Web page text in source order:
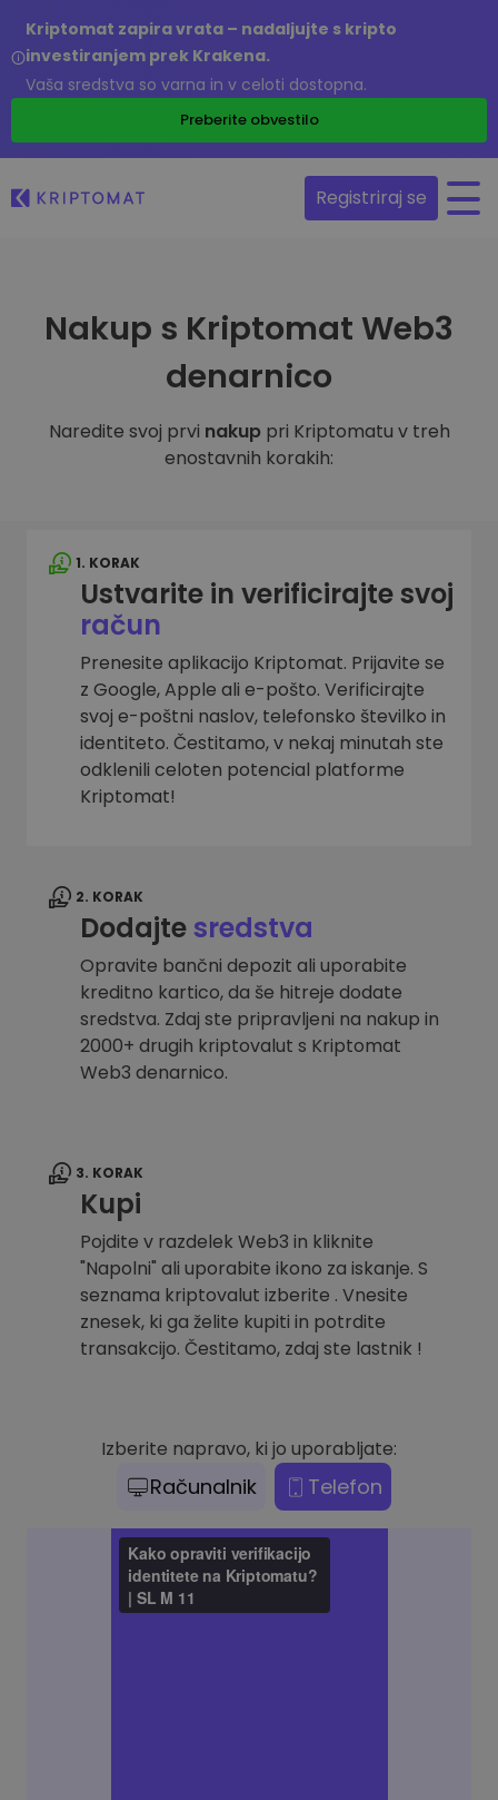
Kriptomat zapira vrata – nadaljujte s kripto
investiranjem prek Krakena.
Vaša sredstva so varna in v celoti dostopna.
Preberite obvestilo
Registriraj se
Nakup s Kriptomat Web3
denarnico
Naredite svoj prvi nakuppri Kriptomatu v treh
enostavnih korakih:
1. KORAK
Ustvarite in verificirajte svoj
račun
Prenesite aplikacijo Kriptomat. Prijavite se
z Google, Apple ali e-pošto. Verificirajte
svoj e-poštni naslov, telefonsko številko in
identiteto. Čestitamo, v nekaj minutah ste
odklenili celoten potencial platforme
Kriptomat!
2. KORAK
Dodajtesredstva
Opravite bančni depozit ali uporabite
kreditno kartico, da še hitreje dodate
sredstva. Zdaj ste pripravljeni na nakup in
2000+ drugih kriptovalut s Kriptomat
Web3 denarnico.
3. KORAK
Kupi
Pojdite v razdelek Web3 in kliknite
"Napolni" ali uporabite ikono za iskanje. S
seznama kriptovalut izberite . Vnesite
znesek, ki ga želite kupiti in potrdite
transakcijo. Čestitamo, zdaj ste lastnik !
Izberite napravo, ki jo uporabljate:
Računalnik Telefon